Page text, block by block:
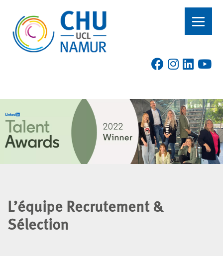
L’équipe Recrutement &
Sélection